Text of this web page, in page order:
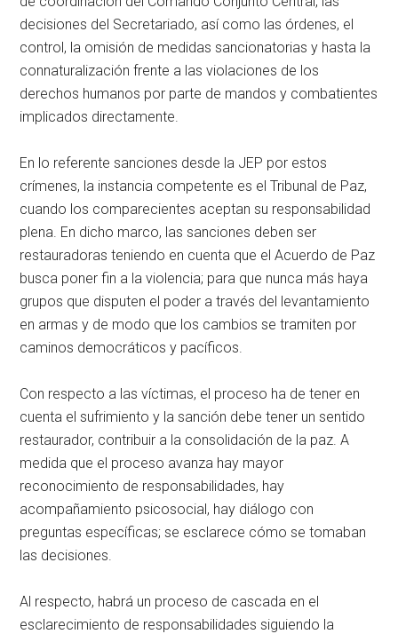
decisiones del Secretariado, así como las órdenes, el
control, la omisión de medidas sancionatorias y hasta la
connaturalización frente a las violaciones de los
derechos humanos por parte de mandos y combatientes
implicados directamente.
En lo referente sanciones desde la JEP por estos
crímenes, la instancia competente es el Tribunal de Paz,
cuando los comparecientes aceptan su responsabilidad
plena. En dicho marco, las sanciones deben ser
restauradoras teniendo en cuenta que el Acuerdo de Paz
busca poner fin a la violencia; para que nunca más haya
grupos que disputen el poder a través del levantamiento
en armas y de modo que los cambios se tramiten por
caminos democráticos y pacíficos.
Con respecto a las víctimas, el proceso ha de tener en
cuenta el sufrimiento y la sanción debe tener un sentido
restaurador, contribuir a la consolidación de la paz. A
medida que el proceso avanza hay mayor
reconocimiento de responsabilidades, hay
acompañamiento psicosocial, hay diálogo con
preguntas específicas; se esclarece cómo se tomaban
las decisiones.
Al respecto, habrá un proceso de cascada en el
esclarecimiento de responsabilidades siguiendo la